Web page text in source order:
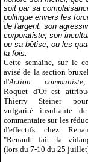
soit par sa
politique envers les
de l'argent, son
corporatiste, son
ou sa bêtise, ou les
la fois.
Cette semaine, sur le
avisé de la section
d'Action communiste
Roquet d'Or est
Thierry Steiner
vulgarité insultante
commentaire sur les
d'effectifs chez
"Renault fait la
(lors du 7-10 du 25